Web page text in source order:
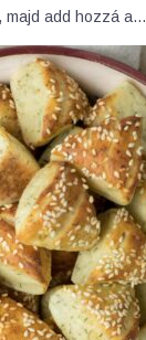
majd add hozzá a…